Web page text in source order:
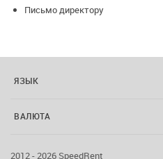
Письмо директору
ЯЗЫК
ВАЛЮТА
2012 - 2026 SpeedRent